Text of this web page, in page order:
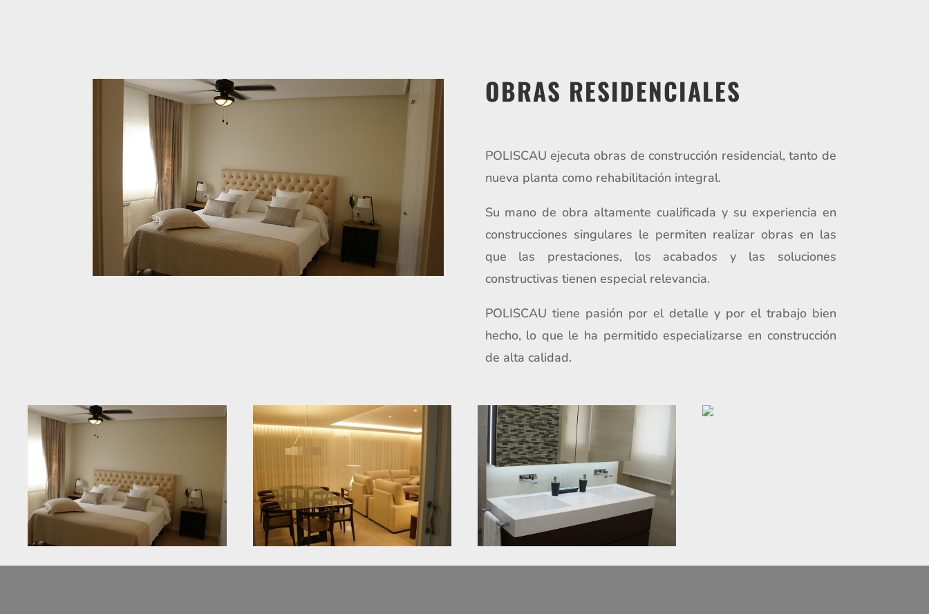
OBRAS RESIDENCIALES
POLISCAU ejecuta obras de construcción residencial, tanto de
nueva planta como rehabilitación integral.
Su mano de obra altamente cualificada y su experiencia en
construcciones singulares le permiten realizar obras en las
que las prestaciones, los acabados y las soluciones
constructivas tienen especial relevancia.
POLISCAU tiene pasión por el detalle y por el trabajo bien
hecho, lo que le ha permitido especializarse en construcción
de alta calidad.